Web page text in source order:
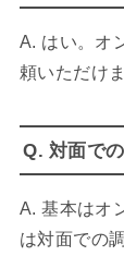
A. はい。オ
頼いただけま
Q. 対面で
A. 基本はオ
は対面での